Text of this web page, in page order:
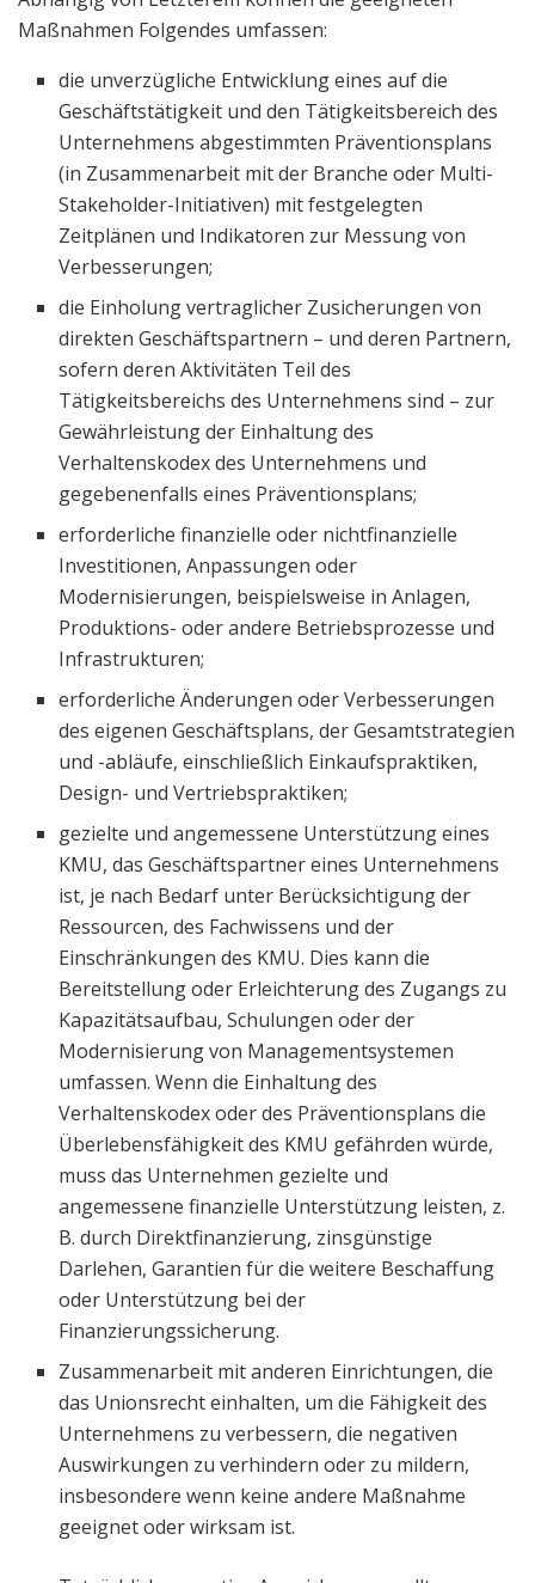
Maßnahmen Folgendes umfassen:
die unverzügliche Entwicklung eines auf die
Geschäftstätigkeit und den Tätigkeitsbereich des
Unternehmens abgestimmten Präventionsplans
(in Zusammenarbeit mit der Branche oder Multi-
Stakeholder-Initiativen) mit festgelegten
Zeitplänen und Indikatoren zur Messung von
Verbesserungen;
die Einholung vertraglicher Zusicherungen von
direkten Geschäftspartnern – und deren Partnern,
sofern deren Aktivitäten Teil des
Tätigkeitsbereichs des Unternehmens sind – zur
Gewährleistung der Einhaltung des
Verhaltenskodex des Unternehmens und
gegebenenfalls eines Präventionsplans;
erforderliche finanzielle oder nichtfinanzielle
Investitionen, Anpassungen oder
Modernisierungen, beispielsweise in Anlagen,
Produktions- oder andere Betriebsprozesse und
Infrastrukturen;
erforderliche Änderungen oder Verbesserungen
des eigenen Geschäftsplans, der Gesamtstrategien
und -abläufe, einschließlich Einkaufspraktiken,
Design- und Vertriebspraktiken;
gezielte und angemessene Unterstützung eines
KMU, das Geschäftspartner eines Unternehmens
ist, je nach Bedarf unter Berücksichtigung der
Ressourcen, des Fachwissens und der
Einschränkungen des KMU. Dies kann die
Bereitstellung oder Erleichterung des Zugangs zu
Kapazitätsaufbau, Schulungen oder der
Modernisierung von Managementsystemen
umfassen. Wenn die Einhaltung des
Verhaltenskodex oder des Präventionsplans die
Überlebensfähigkeit des KMU gefährden würde,
muss das Unternehmen gezielte und
angemessene finanzielle Unterstützung leisten, z.
B. durch Direktfinanzierung, zinsgünstige
Darlehen, Garantien für die weitere Beschaffung
oder Unterstützung bei der
Finanzierungssicherung.
Zusammenarbeit mit anderen Einrichtungen, die
das Unionsrecht einhalten, um die Fähigkeit des
Unternehmens zu verbessern, die negativen
Auswirkungen zu verhindern oder zu mildern,
insbesondere wenn keine andere Maßnahme
geeignet oder wirksam ist.